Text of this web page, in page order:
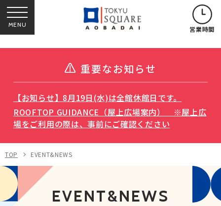
MENU 営業時間
重要なお知らせ
【お知らせ】8月19日(水)は全館休館日です。
ROOFTOP GUIDANCE（屋上広場案内） ※屋上広
場をご利用の際は、事前にご確認ください
TOP EVENT&NEWS
EVENT&NEWS